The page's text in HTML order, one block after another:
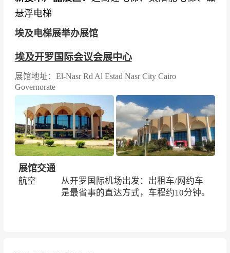
悬浮电梯
埃及电梯展举办展馆
埃及开罗国际会议会展中心
展馆地址：El-Nasr Rd Al Estad Nasr City Cairo
Governorate
展馆交通
航空
从开罗国际机场出发：出租车/网约车
是最省事的直达方式，车程约10分钟。